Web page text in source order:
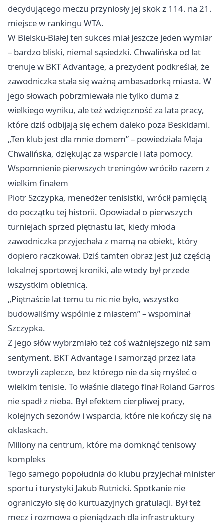
decydującego meczu przyniosły jej skok z 114. na 21.
miejsce w rankingu WTA.
W Bielsku-Białej ten sukces miał jeszcze jeden wymiar
– bardzo bliski, niemal sąsiedzki. Chwalińska od lat
trenuje w BKT Advantage, a prezydent podkreślał, że
zawodniczka stała się ważną ambasadorką miasta. W
jego słowach pobrzmiewała nie tylko duma z
wielkiego wyniku, ale też wdzięczność za lata pracy,
które dziś odbijają się echem daleko poza Beskidami.
„Ten klub jest dla mnie domem” – powiedziała Maja
Chwalińska, dziękując za wsparcie i lata pomocy.
Wspomnienie pierwszych treningów wróciło razem z
wielkim finałem
Piotr Szczypka, menedżer tenisistki, wrócił pamięcią
do początku tej historii. Opowiadał o pierwszych
turniejach sprzed piętnastu lat, kiedy młoda
zawodniczka przyjechała z mamą na obiekt, który
dopiero raczkował. Dziś tamten obraz jest już częścią
lokalnej sportowej kroniki, ale wtedy był przede
wszystkim obietnicą.
„Piętnaście lat temu tu nic nie było, wszystko
budowaliśmy wspólnie z miastem” – wspominał
Szczypka.
Z jego słów wybrzmiało też coś ważniejszego niż sam
sentyment. BKT Advantage i samorząd przez lata
tworzyli zaplecze, bez którego nie da się myśleć o
wielkim tenisie. To właśnie dlatego finał Roland Garros
nie spadł z nieba. Był efektem cierpliwej pracy,
kolejnych sezonów i wsparcia, które nie kończy się na
oklaskach.
Miliony na centrum, które ma domknąć tenisowy
kompleks
Tego samego popołudnia do klubu przyjechał minister
sportu i turystyki Jakub Rutnicki. Spotkanie nie
ograniczyło się do kurtuazyjnych gratulacji. Był też
mecz i rozmowa o pieniądzach dla infrastruktury